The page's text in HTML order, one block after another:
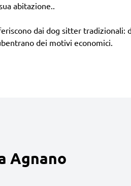
abitazione..
dai dog sitter tradizionali:
dei motivi economici.
Agnano